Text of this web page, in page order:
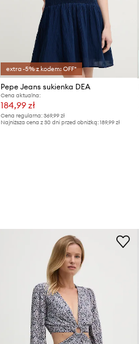
extra -5% z kodem: OFF*
Pepe Jeans sukienka DEA
Cena aktualna:
184,99 zł
Cena regularna: 369,99 zł
Najniższa cena z 30 dni przed obniżką: 189,99 zł